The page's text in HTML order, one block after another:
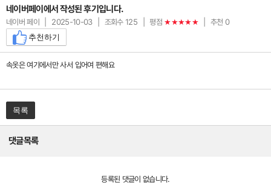
네이버페이에서 작성된 후기입니다.
네이버 페이 2025-10-03 조회수 125 평점 ★★★★★ 추천 0
추천하기
속옷은 여기에서만 사서 입어여 편해요
목록
댓글목록
등록된 댓글이 없습니다.